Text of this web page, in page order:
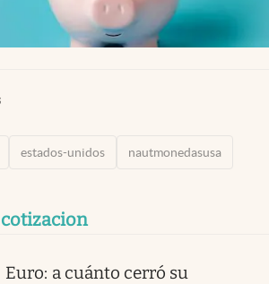
estados-unidos nautmonedasusa
cotizacion
Euro: a cuánto cerró su